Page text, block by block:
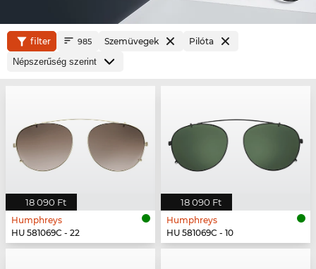
filter 985 Szemüvegek Pilóta
18 090 Ft
Humphreys
HU 581069C - 22
18 090 Ft
Humphreys
HU 581069C - 10